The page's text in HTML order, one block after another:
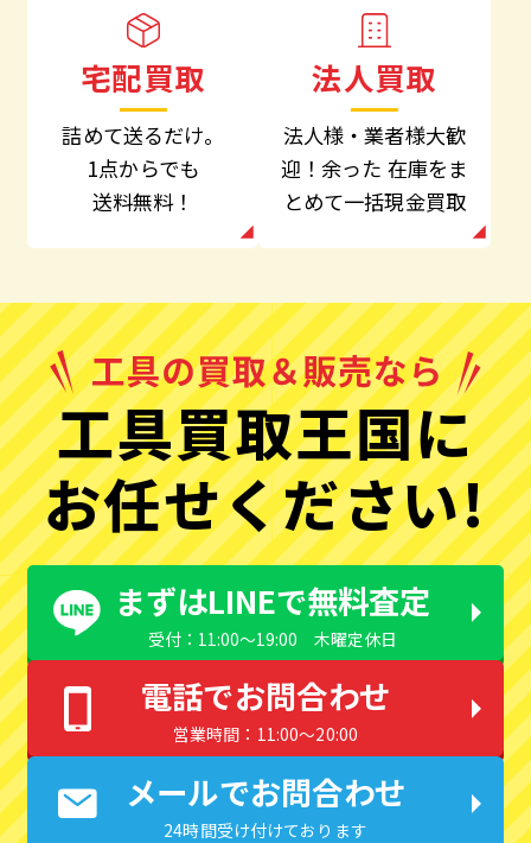
宅配買取
詰めて送るだけ。
1点からでも
送料無料！
法人買取
法人様・業者様大歓
迎！余った 在庫をま
とめて一括現金買取
工具買取王国に
お任せください!
まずはLINEで無料査定
受付：11:00〜19:00 木曜定休日
電話でお問合わせ
営業時間：11:00〜20:00
メールでお問合わせ
24時間受け付けております